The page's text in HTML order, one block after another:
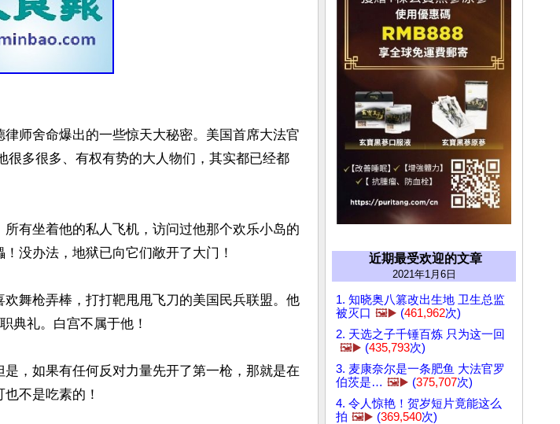
律师舍命爆出的一些惊天大秘密。美国首席大法官
很多很多、有权有势的大人物们，其实都已经都
有坐着他的私人飞机，访问过他那个欢乐小岛的
没办法，地狱已向它们敞开了大门！
舞枪弄棒，打打靶甩甩飞刀的美国民兵联盟。他
典礼。白宫不属于他！
，如果有任何反对力量先开了第一枪，那就是在
近期最受欢迎的文章
2021年1月6日
1. 知晓奥八篡改出生地 卫生总监
被灭口 🖼️▶️ (461,962次)
2. 天选之子千锤百炼 只为这一回
🖼️▶️ (435,793次)
3. 麦康奈尔是一条肥鱼 大法官罗
伯茨是… 🖼️▶️ (375,707次)
4. 令人惊艳！贺岁短片竟能这么
拍 🖼️▶️ (369,540次)